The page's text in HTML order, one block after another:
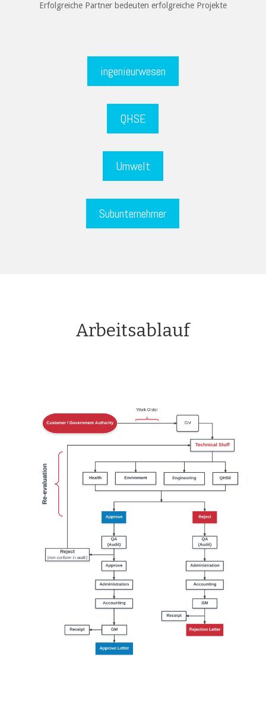
Erfolgreiche Partner bedeuten erfolgreiche Projekte
ingenieurwesen
QHSE
Umwelt
Subunternehmer
Arbeitsablauf